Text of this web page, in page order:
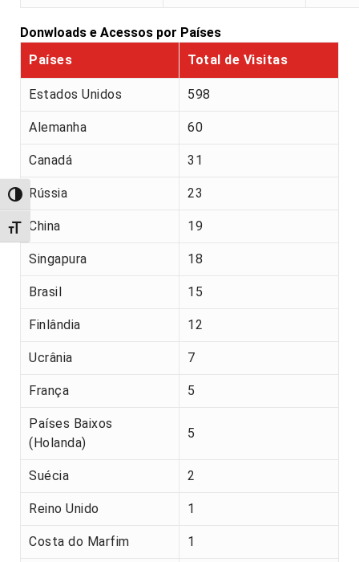
Alternar alto contraste
Alternar tamanho da fonte
Donwloads e Acessos por Países
Países
Total de Visitas
Estados Unidos 598
Alemanha 60
Canadá 31
Rússia 23
China 19
Singapura 18
Brasil 15
Finlândia 12
Ucrânia 7
França 5
Países Baixos
(Holanda)
5
Suécia 2
Reino Unido 1
Costa do Marfim 1